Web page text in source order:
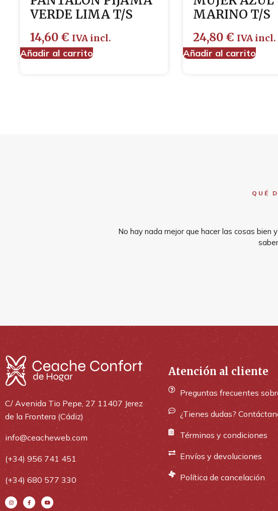
VERDE LIMA T/S
14,60 € IVA incl.
Añadir al carrito
MARINO T/S
24,80 € IVA incl.
Añadir al carrito
QUÉ
No hay nada mejor que hacer las cosas bien
C/ Avenida Tio Pepe, 27 11407 Jerez
de la Frontera (Cádiz)
info@ceacheweb.com
(+34) 956 741 451
(+34) 680 577 330
Atención al cliente
Preguntas frecuentes
¿Tienes dudas?
Términos y condiciones
Envíos y devoluciones
Política de cancelación